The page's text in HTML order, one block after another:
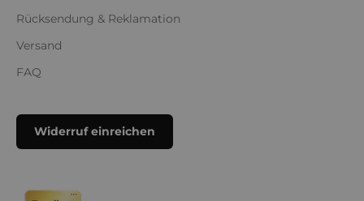
Rücksendung & Reklamation
Versand
FAQ
Widerruf einreichen